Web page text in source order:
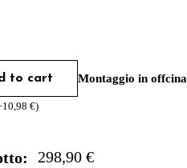
to cart Montaggio in offcina
10,98 €)
298,90 €